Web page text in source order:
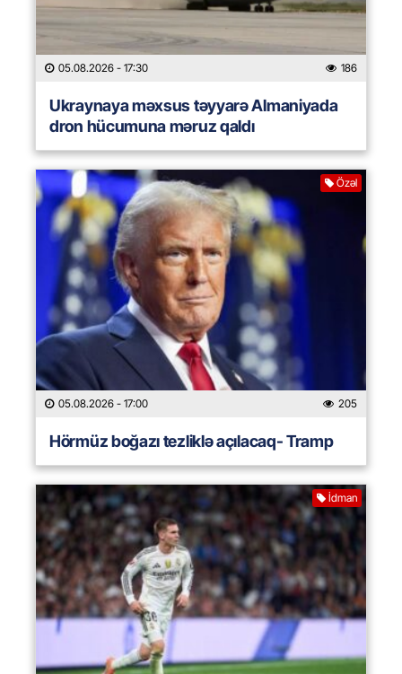
05.08.2026 - 17:30 186
Ukraynaya məxsus təyyarə Almaniyada
dron hücumuna məruz qaldı
Özəl
05.08.2026 - 17:00 205
Hörmüz boğazı tezliklə açılacaq- Tramp
İdman